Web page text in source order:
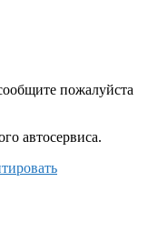
пожалуйста
автосервиса.